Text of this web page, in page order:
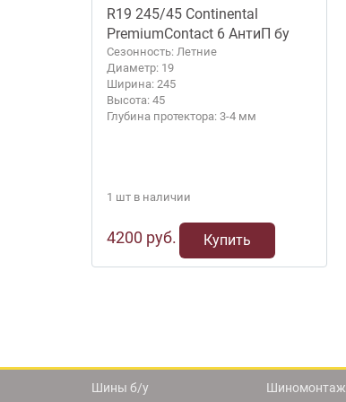
R19 245/45 Continental
PremiumContact 6 АнтиП бу
Сезонность: Летние
Диаметр: 19
Ширина: 245
Высота: 45
Глубина протектора: 3-4 мм
1 шт в наличии
4200 руб. Купить
Шины б/у Шиномонтаж